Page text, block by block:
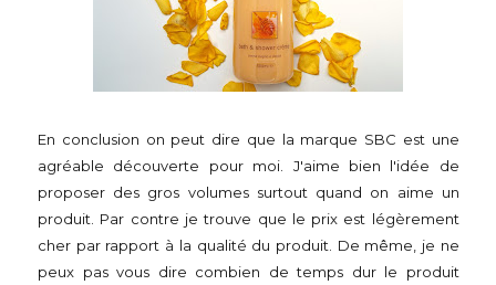
En conclusion on peut dire que la marque SBC est une
agréable découverte pour moi. J'aime bien l'idée de
proposer des gros volumes surtout quand on aime un
produit. Par contre je trouve que le prix est légèrement
cher par rapport à la qualité du produit. De même, je ne
peux pas vous dire combien de temps dur le produit